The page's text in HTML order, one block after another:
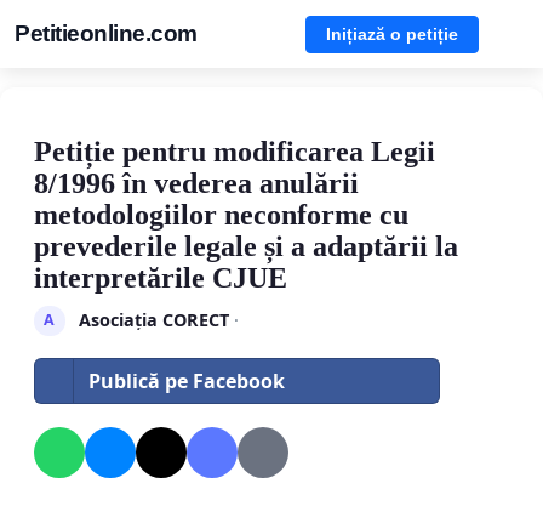
Petitieonline.com Inițiază o petiție
Petiție pentru modificarea Legii
8/1996 în vederea anulării
metodologiilor neconforme cu
prevederile legale și a adaptării la
interpretările CJUE
A Asociația CORECT·
Publică pe Facebook